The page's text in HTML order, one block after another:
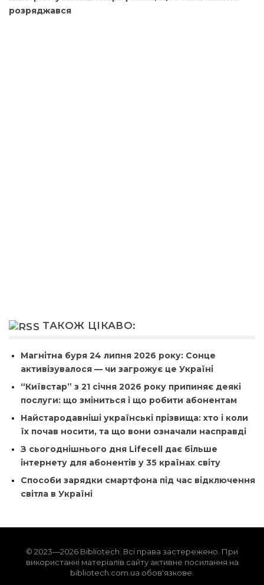
розряджався
ТАКОЖ ЦІКАВО:
Магнітна буря 24 липня 2026 року: Сонце
активізувалося — чи загрожує це Україні
“Київстар” з 21 січня 2026 року припиняє деякі
послуги: що зміниться і що робити абонентам
Найстародавніші українські прізвища: хто і коли
їх почав носити, та що вони означали насправді
З сьогоднішнього дня Lifecell дає більше
інтернету для абонентів у 35 країнах світу
Способи зарядки смартфона під час відключення
світла в Україні
© 2023—2026 Bibliotech. Всі права застережено. При
використанні матеріалів сайту активне посилання на
bibliotech.com.ua обов'язкове.